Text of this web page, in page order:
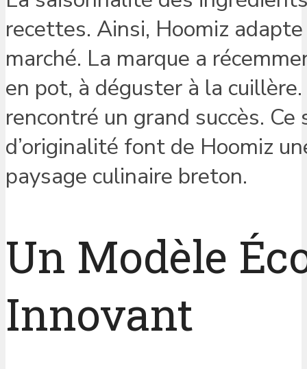
recettes. Ainsi, Hoomiz
marché. La marque a
en pot, à déguster à la
rencontré un grand succès.
d’originalité font de Hoomiz
paysage culinaire breton.
Un Modèle
Innovant